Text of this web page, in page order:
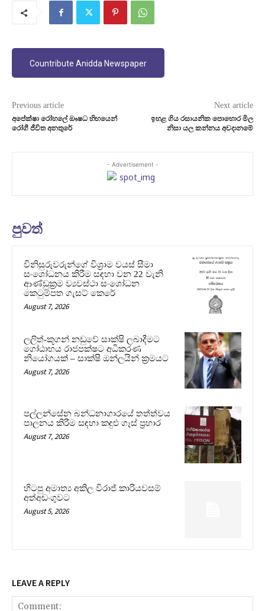
Countribute Anidda Newspaper
Previous article
අපේක්ෂා රෝහලේ ඖෂධ හිඟයෙන්
රෝගී ජීවිත අනතුරේ
Next article
ඉහළ ගිය රසායනික පොහොර මිල
නිසා යල කන්නය අවදානමේ
- Advertisement -
පුවත්
විනිසුරුවරුන්ගේ විශ්‍රාම වයස් සීමා
සංශෝධනය කිරීම සඳහා වන 22 වැනි
ආණ්ඩුක්‍රම ව්‍යවස්ථා සංශෝධන
කෙටුම්පත ගැසට් කෙරේ
August 7, 2026
ලලිත්-කූගන් නඩුවේ සාක්ෂි ලබාදීමට
ගෝඨාභය රාජපක්ෂට අධිකරණ
නියෝගයක් – සාක්ෂි ඔන්ලයින් ක්‍රමයට
August 7, 2026
පල්ලන්සේන බන්ධනාගාරයේ තත්ත්වය
පාලනය කිරීම සඳහා කඳුළු ගෑස් ප්‍රහාර
August 7, 2026
හිටපු අමාත්‍ය අකිල විරාජ් කාරියවසම්
අත්අඩංගුවට
August 5, 2026
LEAVE A REPLY